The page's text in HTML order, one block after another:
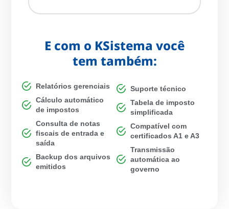
E com o KSistema você
tem também:
Relatórios gerenciais
Cálculo automático
de impostos
Consulta de notas
fiscais de entrada e
saída
Backup dos arquivos
emitidos
Suporte técnico
Tabela de imposto
simplificada
Compatível com
certificados A1 e A3
Transmissão
automática ao
governo